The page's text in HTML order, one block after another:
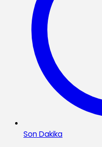
Son Dakika